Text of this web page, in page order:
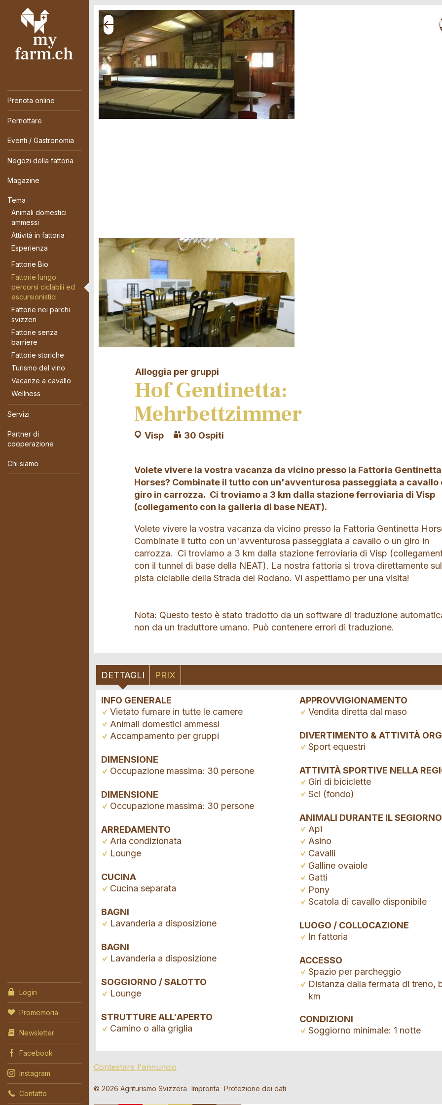
Prenota online
Pernottare
Eventi / Gastronomia
Negozi della fattoria
Magazine
Tema
Animali domestici
ammessi
Attività in fattoria
Esperienza
Fattorie Bio
Fattorie lungo
percorsi ciclabili ed
escursionistici
Fattorie nei parchi
svizzeri
Fattorie senza
barriere
Fattorie storiche
Turismo del vino
Vacanze a cavallo
Wellness
Servizi
Partner di
cooperazione
Chi siamo
Login
Promemoria
Newsletter
Facebook
Instagram
Contatto
Alloggia per gruppi
Hof Gentinetta:
Mehrbettzimmer
Visp 30 Ospiti
Volete vivere la vostra vacanza da vicino presso la Fattoria Gentinetta
Horses? Combinate il tutto con un'avventurosa passeggiata a cavallo
giro in carrozza. Ci troviamo a 3 km dalla stazione ferroviaria di Visp
(collegamento con la galleria di base NEAT).
Volete vivere la vostra vacanza da vicino presso la Fattoria Gentinetta
Combinate il tutto con un'avventurosa passeggiata a cavallo o un giro in
carrozza. Ci troviamo a 3 km dalla stazione ferroviaria di Visp
con il tunnel di base della NEAT). La nostra fattoria si trova direttamente
pista ciclabile della Strada del Rodano. Vi aspettiamo per una visita!
Nota: Questo testo è stato tradotto da un software di traduzione
non da un traduttore umano. Può contenere errori di traduzione.
DETTAGLI PRIX
INFO GENERALE
Vietato fumare in tutte le camere
Animali domestici ammessi
Accampamento per gruppi
DIMENSIONE
Occupazione massima: 30 persone
DIMENSIONE
Occupazione massima: 30 persone
ARREDAMENTO
Aria condizionata
Lounge
CUCINA
Cucina separata
BAGNI
Lavanderia a disposizione
BAGNI
Lavanderia a disposizione
SOGGIORNO / SALOTTO
Lounge
STRUTTURE ALL'APERTO
Camino o alla griglia
APPROVVIGIONAMENTO
Vendita diretta dal maso
DIVERTIMENTO & ATTIVITÀ
Sport equestri
ATTIVITÀ SPORTIVE NELLA
Giri di biciclette
Sci (fondo)
ANIMALI DURANTE IL SEGIORNO
Api
Asino
Cavalli
Galline ovaiole
Gatti
Pony
Scatola di cavallo disponibile
LUOGO / COLLOCAZIONE
In fattoria
ACCESSO
Spazio per parcheggio
Distanza dalla fermata di treno,
km
CONDIZIONI
Soggiorno minimale: 1 notte
Richiesta di prenotazione
Contestare l'annuncio
Consigliamo l'annuncio
Contestare l'annuncio
© 2026 Agriturismo Svizzera Impronta Protezione dei dati